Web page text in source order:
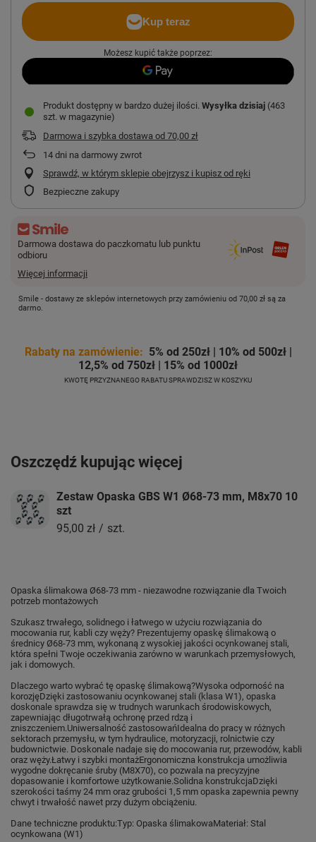
Możesz kupić także poprzez:
Produkt dostępny w bardzo dużej ilości Wysyłka dzisiaj (463
szt. w magazynie)
Darmowa i szybka dostawa od 70,00 zł
14 dni na darmowy zwrot
Sprawdź, w którym sklepie obejrzysz i kupisz od ręki
Bezpieczne zakupy
Darmowa dostawa do paczkomatu lub punktu
odbioru
Więcej informacji
Smile - dostawy ze sklepów internetowych przy zamówieniu od 70,00 zł są za
darmo.
Rabaty na zamówienie: 5% od 250zł | 10% od 500zł |
12,5% od 750zł | 15% od 1000zł
KWOTĘ PRZYZNANEGO RABATU SPRAWDZISZ W KOSZYKU
Oszczędź kupując więcej
Zestaw Opaska GBS W1 Ø68-73 mm, M8x70 10
szt
95,00 zł / szt.
Opaska ślimakowa Ø68-73 mm - niezawodne rozwiązanie dla Twoich
potrzeb montażowych
Szukasz trwałego, solidnego i łatwego w użyciu rozwiązania do
mocowania rur, kabli czy węży? Prezentujemy opaskę ślimakową o
średnicy Ø68-73 mm, wykonaną z wysokiej jakości ocynkowanej stali,
która spełni Twoje oczekiwania zarówno w warunkach przemysłowych,
jak i domowych.
Dlaczego warto wybrać tę opaskę ślimakową?Wysoka odporność na
korozjęDzięki zastosowaniu ocynkowanej stali (klasa W1), opaska
doskonale sprawdza się w trudnych warunkach środowiskowych,
zapewniając długotrwałą ochronę przed rdzą i
zniszczeniem.Uniwersalność zastosowańIdealna do pracy w różnych
sektorach przemysłu, w tym hydraulice, motoryzacji, rolnictwie czy
budownictwie. Doskonale nadaje się do mocowania rur, przewodów, kabli
oraz węży.Łatwy i szybki montażErgonomiczna konstrukcja umożliwia
wygodne dokręcanie śruby (M8X70), co pozwala na precyzyjne
dopasowanie i komfortowe użytkowanie.Solidna konstrukcjaDzięki
szerokości taśmy 24 mm oraz grubości 1,5 mm opaska zapewnia pewny
chwyt i trwałość nawet przy dużym obciążeniu.
Dane techniczne produktu:Typ: Opaska ślimakowaMateriał: Stal
ocynkowana (W1)